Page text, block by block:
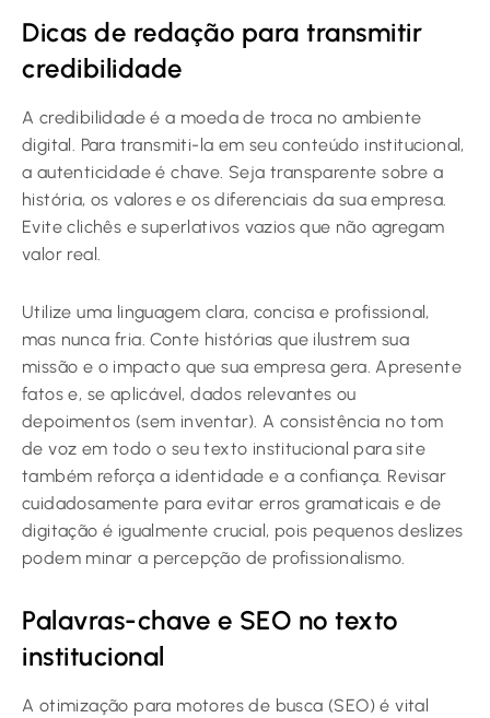
Dicas de redação para transmitir
credibilidade
A credibilidade é a moeda de troca no ambiente
digital. Para transmiti-la em seu conteúdo institucional,
a autenticidade é chave. Seja transparente sobre a
história, os valores e os diferenciais da sua empresa.
Evite clichês e superlativos vazios que não agregam
valor real.
Utilize uma linguagem clara, concisa e profissional,
mas nunca fria. Conte histórias que ilustrem sua
missão e o impacto que sua empresa gera. Apresente
fatos e, se aplicável, dados relevantes ou
depoimentos (sem inventar). A consistência no tom
de voz em todo o seu texto institucional para site
também reforça a identidade e a confiança. Revisar
cuidadosamente para evitar erros gramaticais e de
digitação é igualmente crucial, pois pequenos deslizes
podem minar a percepção de profissionalismo.
Palavras-chave e SEO no texto
institucional
A otimização para motores de busca (SEO) é vital